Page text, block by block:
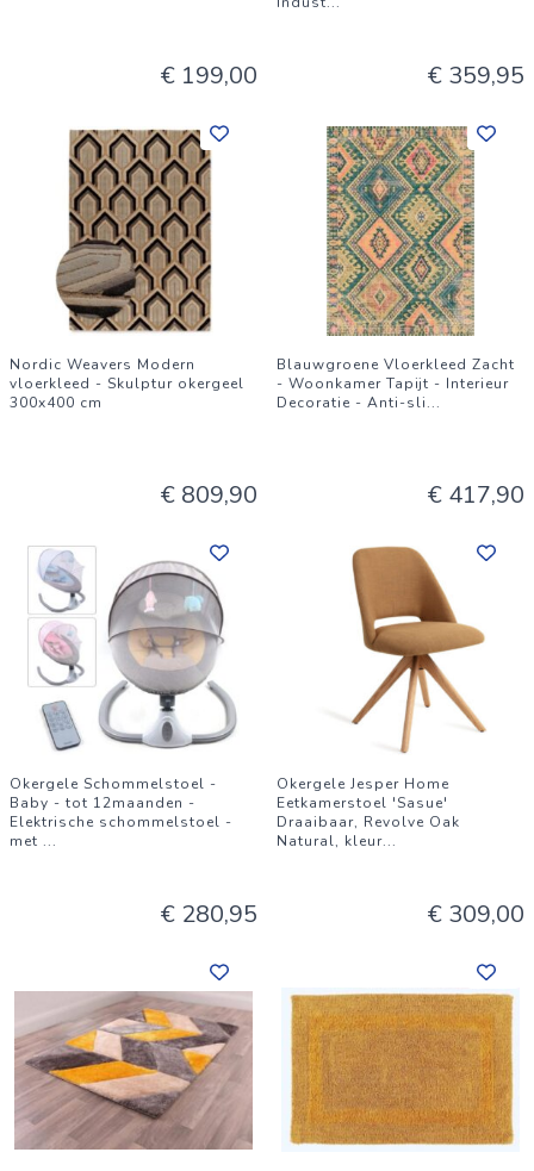
€ 199,00 € 359,95
Nordic Weavers Modern
vloerkleed - Skulptur okergeel
300x400 cm
€ 809,90
Blauwgroene Vloerkleed Zacht
- Woonkamer Tapijt - Interieur
Decoratie - Anti-sli...
€ 417,90
Okergele Schommelstoel -
Baby - tot 12maanden -
Elektrische schommelstoel -
met ...
€ 280,95
Okergele Jesper Home
Eetkamerstoel 'Sasue'
Draaibaar, Revolve Oak
Natural, kleur...
€ 309,00